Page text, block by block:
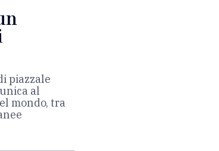
piazzale
al
mondo, tra